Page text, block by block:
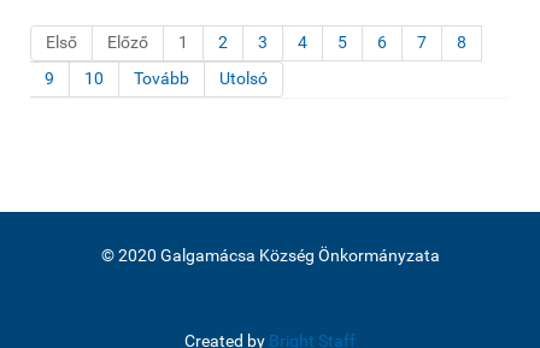
Első Előző 1 2 3 4 5 6 7
8
9
10 Tovább Utolsó
© 2020 Galgamácsa Község Önkormányzata
Created by Bright Staff